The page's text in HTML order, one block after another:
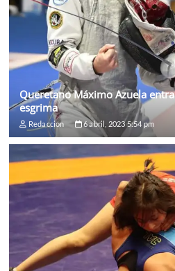
Queretano Máximo Azuela
esgrima
Redaccion 6 abril, 2023 5:54 pm